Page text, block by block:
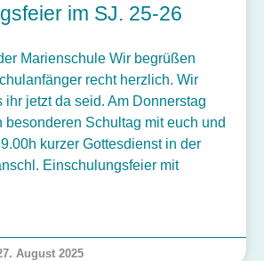
im SJ. 25-26
Marienschule Wir begrüßen
recht herzlich. Wir
ihr jetzt da seid. Am Donnerstag
besonderen Schultag mit euch und
kurzer Gottesdienst in der
Einschulungsfeier mit
August 2025